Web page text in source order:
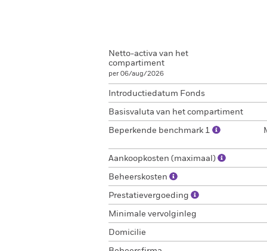
Netto-activa van het
compartiment
per 06/aug/2026
Introductiedatum Fonds
Basisvaluta van het compartiment
Beperkende benchmark 1
Aankoopkosten (maximaal)
Beheerskosten
Prestatievergoeding
Minimale vervolginleg
Domicilie